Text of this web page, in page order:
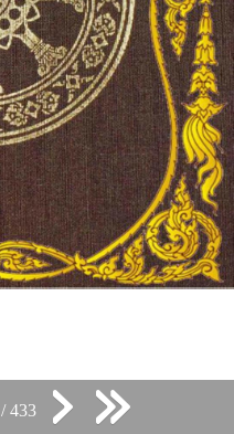
/ 433